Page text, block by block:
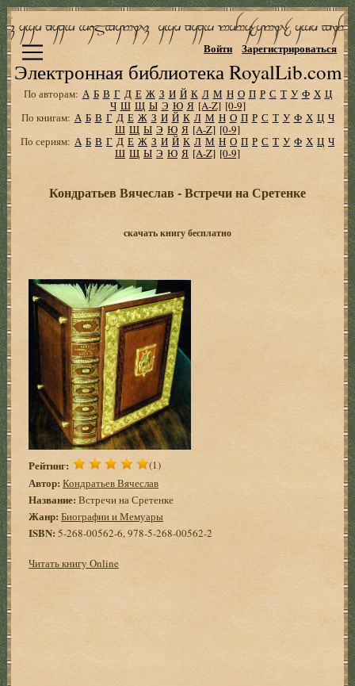
Электронная библиотека RoyalLib.com
Войти Зарегистрироваться
По авторам: А Б В Г Д Е Ж З И Й К Л М Н О П Р С Т У Ф Х Ц
Ч Ш Щ Ы Э Ю Я [A-Z] [0-9]
По книгам: А Б В Г Д Е Ж З И Й К Л М Н О П Р С Т У Ф Х Ц Ч
Ш Щ Ы Э Ю Я [A-Z] [0-9]
По сериям: А Б В Г Д Е Ж З И Й К Л М Н О П Р С Т У Ф Х Ц Ч
Ш Щ Ы Э Ю Я [A-Z] [0-9]
Кондратьев Вячеслав - Встречи на Сретенке
скачать книгу бесплатно
Рейтинг: (1)
Автор: Кондратьев Вячеслав
Название: Встречи на Сретенке
Жанр: Биографии и Мемуары
ISBN: 5-268-00562-6, 978-5-268-00562-2
Читать книгу Online